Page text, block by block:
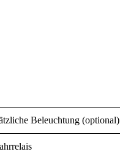
Beleuchtung (optional)